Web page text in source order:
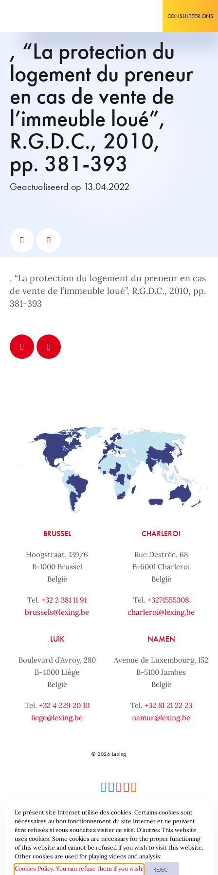
CONSULTEER ONS
, “La protection du
logement du preneur
en cas de vente de
l’immeuble loué”,
R.G.D.C., 2010,
pp. 381-393
Geactualiseerd op 13.04.2022
, “La protection du logement du preneur en cas
de vente de l’immeuble loué”, R.G.D.C., 2010, pp.
381-393
BRUSSEL
Hoogstraat, 139/6
B-1000 Brussel
België
Tel. +32 2 381 11 91
brussels@lexing.be
CHARLEROI
Rue Destrée, 68
B-6001 Charleroi
België
Tel. +3271555308
charleroi@lexing.be
LUIK
Boulevard d’Avroy, 280
B-4000 Liège
België
Tel. +32 4 229 20 10
liege@lexing.be
NAMEN
Avenue de Luxembourg, 152
B-5100 Jambes
België
Tel. +32 81 21 22 23
namur@lexing.be
© 2026 Lexing
Site-overzicht Algemene voorwaarden
Gegevensbeschermingsbeleid & Cookies
Le présent site Internet utilise des cookies. Certains cookies sont
nécessaires au bon fonctionnement du site Internet et ne peuvent
être refusés si vous souhaitez visiter ce site. D'autres This website
uses cookies. Some cookies are necessary for the proper functioning
of this website and cannot be refused if you wish to visit this website.
Other cookies are used for playing videos and analysis:
Cookies Policy. You can refuse them if you wish.
REJECT